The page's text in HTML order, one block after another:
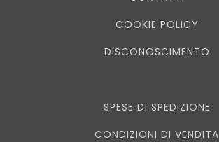
COOKIE POLICY
DISCONOSCIMENTO
SPESE DI SPEDIZIONE
CONDIZIONI DI VENDITA